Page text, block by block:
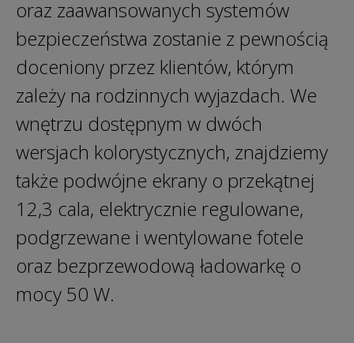
oraz zaawansowanych systemów
bezpieczeństwa zostanie z pewnością
doceniony przez klientów, którym
zależy na rodzinnych wyjazdach. We
wnętrzu dostępnym w dwóch
wersjach kolorystycznych, znajdziemy
także podwójne ekrany o przekątnej
12,3 cala, elektrycznie regulowane,
podgrzewane i wentylowane fotele
oraz bezprzewodową ładowarkę o
mocy 50 W.